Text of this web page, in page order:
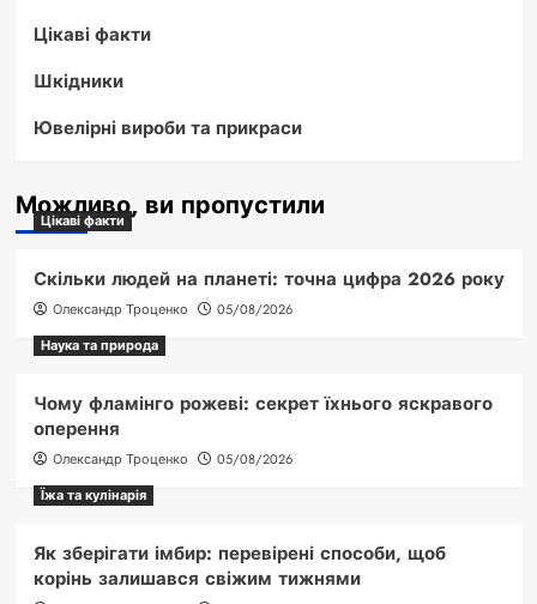
Цікаві факти
Шкідники
Ювелірні вироби та прикраси
Можливо, ви пропустили
Цікаві факти
Скільки людей на планеті: точна цифра 2026 року
Олександр Троценко
05/08/2026
Наука та природа
Чому фламінго рожеві: секрет їхнього яскравого
оперення
Олександр Троценко
05/08/2026
Їжа та кулінарія
Як зберігати імбир: перевірені способи, щоб
корінь залишався свіжим тижнями